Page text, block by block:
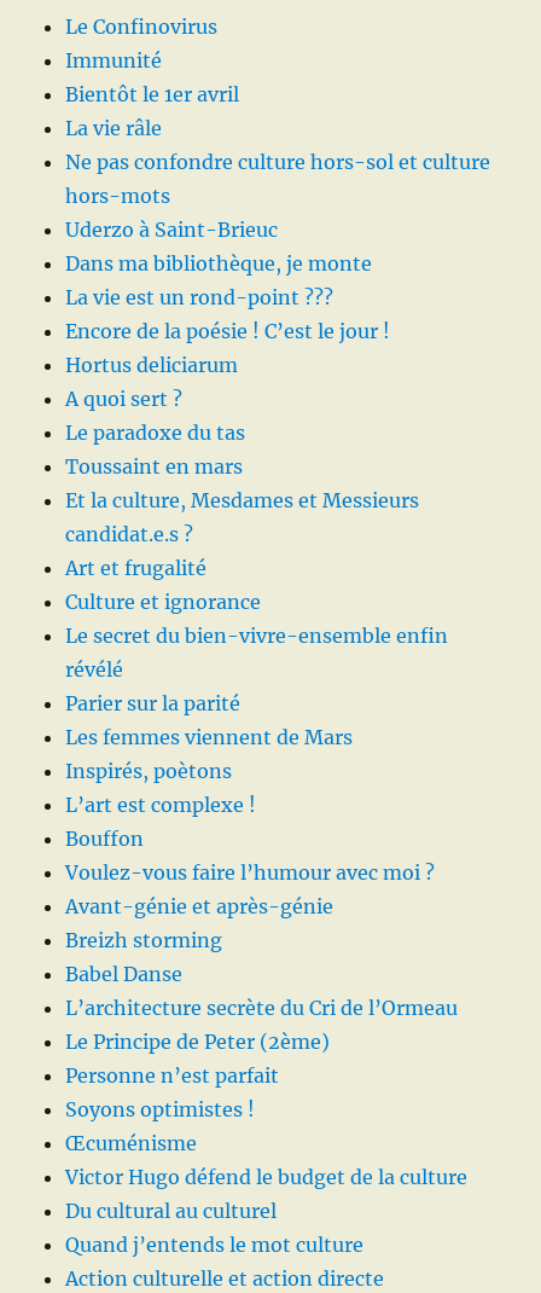
Le Confinovirus
Immunité
Bientôt le 1er avril
La vie râle
Ne pas confondre culture hors-sol et culture
hors-mots
Uderzo à Saint-Brieuc
Dans ma bibliothèque, je monte
La vie est un rond-point ???
Encore de la poésie ! C’est le jour !
Hortus deliciarum
A quoi sert ?
Le paradoxe du tas
Toussaint en mars
Et la culture, Mesdames et Messieurs
candidat.e.s ?
Art et frugalité
Culture et ignorance
Le secret du bien-vivre-ensemble enfin
révélé
Parier sur la parité
Les femmes viennent de Mars
Inspirés, poètons
L’art est complexe !
Bouffon
Voulez-vous faire l’humour avec moi ?
Avant-génie et après-génie
Breizh storming
Babel Danse
L’architecture secrète du Cri de l’Ormeau
Le Principe de Peter (2ème)
Personne n’est parfait
Soyons optimistes !
Œcuménisme
Victor Hugo défend le budget de la culture
Du cultural au culturel
Quand j’entends le mot culture
Action culturelle et action directe